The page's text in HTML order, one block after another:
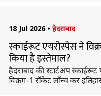
18 Jul 2026 • हैदराबाद
स्काईरूट एयरोस्पेस ने
किया है इस्तेमाल?
हैदराबाद की स्टार्टअप
विक्रम-1 रॉकेट लॉन्च कर